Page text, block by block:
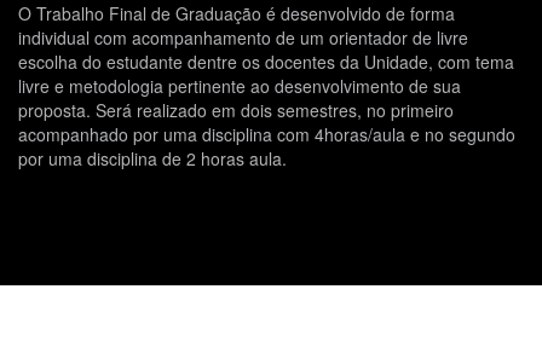
O Trabalho Final de Graduação é desenvolvido de forma
individual com acompanhamento de um orientador de livre
escolha do estudante dentre os docentes da Unidade, com tema
livre e metodologia pertinente ao desenvolvimento de sua
proposta. Será realizado em dois semestres, no primeiro
acompanhado por uma disciplina com 4horas/aula e no segundo
por uma disciplina de 2 horas aula.